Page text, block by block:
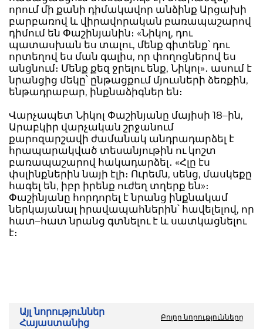
որում մի քանի դիմակավոր անձինք Արցախի
բարբառով և վիրավորական բառապաշարով
դիմում են Փաշինյանին։ «Նիկոլ, դու
պատասխան ես տալու, մենք գիտենք՝ դու
որտեղով ես ման գալիս, որ փողոցներով ես
անցնում։ Մենք քեզ ջրելու ենք, Նիկոլ»․ ասում է
նրանցից մեկը՝ ընթացքում մյուսների ձեռքին,
ենթադրաբար, ինքնաձիգներ են։
Վարչապետ Նիկոլ Փաշինյանը մայիսի 18–ին,
Արաբկիր վարչական շրջանում
քարոզարշավի ժամանակ անդրադարձել է
հրապարակված տեսանյութին ու կոշտ
բառապաշարով հակադարձել․ «Հլը էս
փսլինքներին նայի էլի։ Ուրեմն, սենց, մասկեքը
հագել են, իբր իրենք ուժեղ տղերք են»։
Փաշինյանը հորդորել է նրանց ինքնակամ
ներկայանալ իրավապահներին՝ հավելելով, որ
հատ–հատ նրանց գտնելու է և սատկացնելու
է։
Այլ նորություններ
Հայաստանից
Բոլոր նորությունները